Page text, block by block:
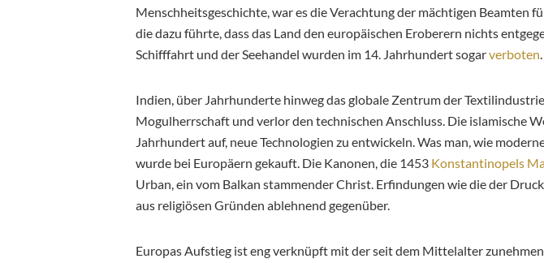
Menschheitsgeschichte, war es die Verachtung der mächtigen Beamten
die dazu führte, dass das Land den europäischen Eroberern nichts
Schifffahrt und der Seehandel wurden im 14. Jahrhundert sogarverboten
Indien, über Jahrhunderte hinweg das globale Zentrum der
Mogulherrschaft und verlor den technischen Anschluss. Die islamische
Jahrhundert auf, neue Technologien zu entwickeln. Was man, wie
wurde bei Europäern gekauft. Die Kanonen, die 1453 Konstantinopels
Urban, ein vom Balkan stammender Christ. Erfindungen wie die der
aus religiösen Gründen ablehnend gegenüber.
Europas Aufstieg ist eng verknüpft mit der seit dem Mittelalter